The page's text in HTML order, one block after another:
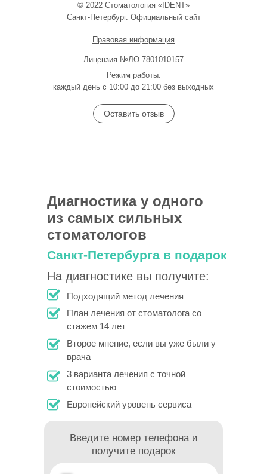
Стоматологическая клиника в Санкт‑Петербурге
Зуботехническая лаборатория в Санкт‑Петербурге
© 2022 Стоматология «IDENT»
Санкт-Петербург. Официальный сайт
Режим работы:
каждый день с 10:00 до 21:00 без выходных
Оставить отзыв
Правовая информация
Лицензия №ЛО 7801010157
Диагностика у одного
из самых сильных
стоматологов
Санкт-Петербурга в подарок
На диагностике вы получите:
Подходящий метод лечения
План лечения от стоматолога со
стажем 14 лет
Второе мнение, если вы уже были у
врача
3 варианта лечения с точной
стоимостью
Европейский уровень сервиса
Введите номер телефона и
получите подарок